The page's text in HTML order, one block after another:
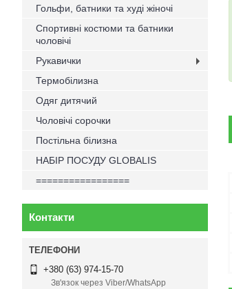
Гольфи, батники та худі жіночі
Спортивні костюми та батники
чоловічі
Рукавички
Термобілизна
Одяг дитячий
Чоловічі сорочки
Постільна білизна
НАБІР ПОСУДУ GLOBALIS
=================
Контакти
+380 (63) 974-15-70
Зв'язок через Viber/WhatsApp